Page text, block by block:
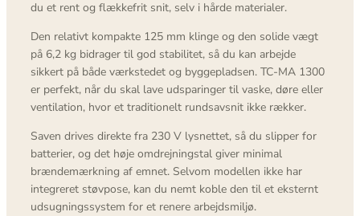
du et rent og flækkefrit snit, selv i hårde materialer.
Den relativt kompakte 125 mm klinge og den solide vægt
på 6,2 kg bidrager til god stabilitet, så du kan arbejde
sikkert på både værkstedet og byggepladsen. TC-MA 1300
er perfekt, når du skal lave udsparinger til vaske, døre eller
ventilation, hvor et traditionelt rundsavsnit ikke rækker.
Saven drives direkte fra 230 V lysnettet, så du slipper for
batterier, og det høje omdrejningstal giver minimal
brændemærkning af emnet. Selvom modellen ikke har
integreret støvpose, kan du nemt koble den til et eksternt
udsugningssystem for et renere arbejdsmiljø.